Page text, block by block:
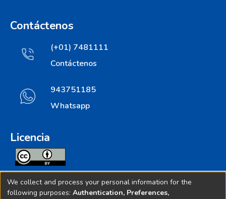
Contáctenos
(+01) 7481111
Contáctenos
943751185
Whatsapp
Licencia
Todos los contenidos de repositorio.ins.gob.pe estan
licenciados bajo
We collect and process your personal information for the
following purposes: Authentication, Preferences,